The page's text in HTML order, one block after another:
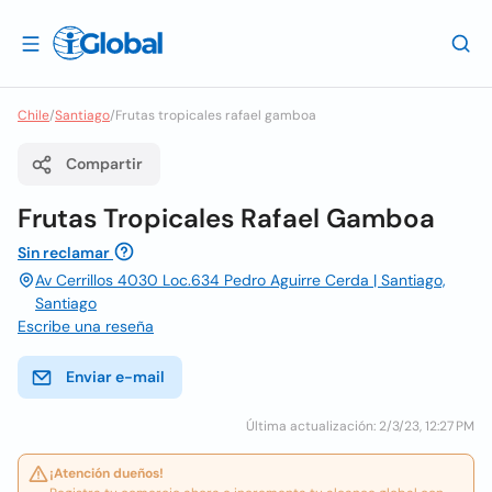
Chile/Santiago/Frutas tropicales rafael gamboa
Compartir
Frutas Tropicales Rafael Gamboa
Sin reclamar
Av Cerrillos 4030 Loc.634 Pedro Aguirre Cerda | Santiago,
Santiago
Escribe una reseña
Enviar e-mail
Última actualización: 2/3/23, 12:27 PM
¡Atención dueños!